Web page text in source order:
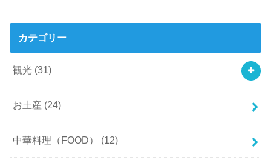
カテゴリー
観光 (31)
お土産 (24)
中華料理（FOOD） (12)